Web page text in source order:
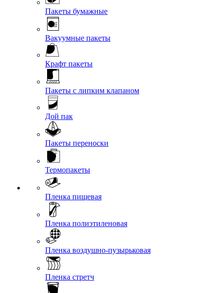
Пакеты бумажные
Вакуумные пакеты
Крафт пакеты
Пакеты с липким клапаном
Дой пак
Пакеты переноски
Термопакеты
Пленка пищевая
Пленка полиэтиленовая
Пленка воздушно-пузырьковая
Пленка стретч